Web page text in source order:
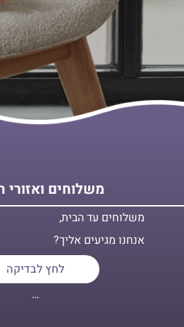
משלוחים ואזורי
משלוחים עד הבית,
אנחנו מגיעים אליך?
לחץ לבדיקה
…